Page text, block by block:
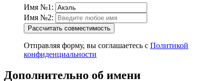
Имя №1:
Имя №2:
Рассчитать совместимость
Отправляя форму, вы соглашаетесь с Политикой
конфиденциальности
Дополнительно об имени